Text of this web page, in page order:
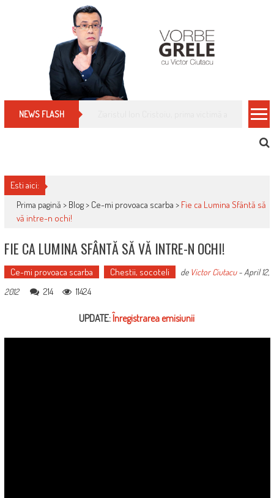
NEWS FLASH Cum îți schimbi, rapid, gratuit și eficient,
Esti aici:
Prima pagină > Blog> Ce-mi provoaca scarba > Fie ca Lumina Sfântă să
vă intre-n ochi!
FIE CA LUMINA SFÂNTĂ SĂ VĂ INTRE-N OCHI!
Ce-mi provoaca scarba Chestii, socoteli de Victor Ciutacu-April 12,
2012
214 11424
UPDATE: Înregistrarea emisiunii